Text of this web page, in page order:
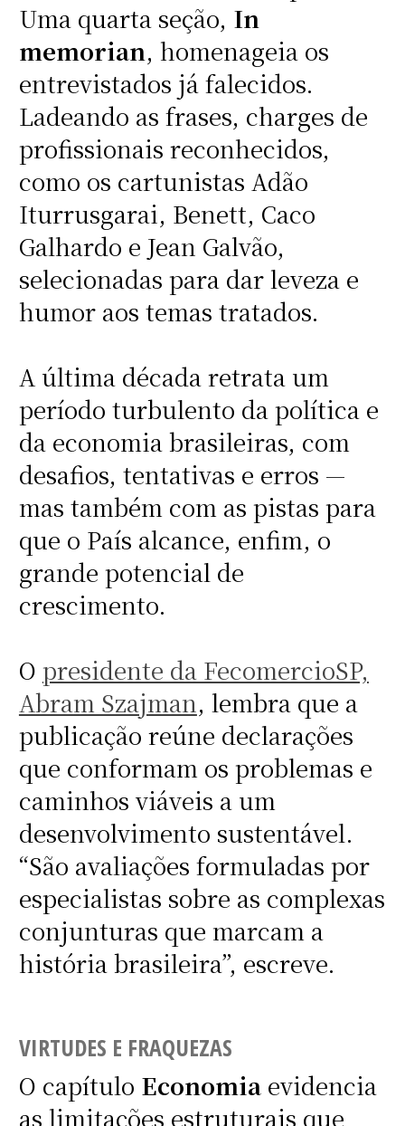
Uma quarta seção, In
memorian, homenageia os
entrevistados já falecidos.
Ladeando as frases, charges de
profissionais reconhecidos,
como os cartunistas Adão
Iturrusgarai, Benett, Caco
Galhardo e Jean Galvão,
selecionadas para dar leveza e
humor aos temas tratados.
A última década retrata um
período turbulento da política e
da economia brasileiras, com
desafios, tentativas e erros —
mas também com as pistas para
que o País alcance, enfim, o
grande potencial de
crescimento.
O presidente da FecomercioSP,
Abram Szajman, lembra que a
publicação reúne declarações
que conformam os problemas e
caminhos viáveis a um
desenvolvimento sustentável.
“São avaliações formuladas por
especialistas sobre as complexas
conjunturas que marcam a
história brasileira”, escreve.
VIRTUDES E FRAQUEZAS
O capítulo Economiaevidencia
as limitações estruturais que